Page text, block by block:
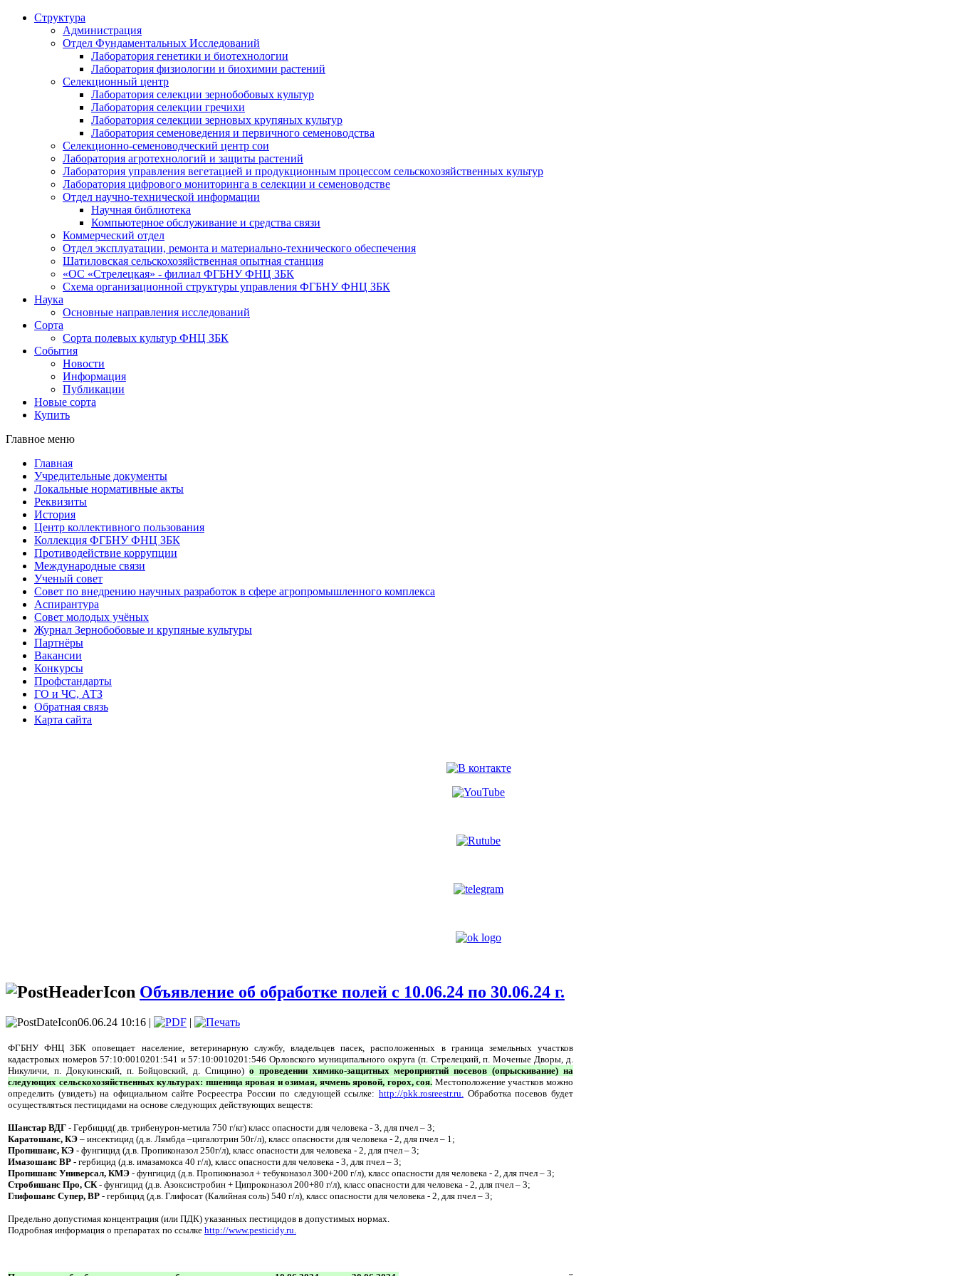
Структура
Администрация
Отдел Фундаментальных Исследований
Лаборатория генетики и биотехнологии
Лаборатория физиологии и биохимии растений
Селекционный центр
Лаборатория селекции зернобобовых культур
Лаборатория селекции гречихи
Лаборатория селекции зерновых крупяных культур
Лаборатория семеноведения и первичного семеноводства
Селекционно-семеноводческий центр сои
Лаборатория агротехнологий и защиты растений
Лаборатория управления вегетацией и продукционным процессом сельскохозяйственных культур
Лаборатория цифрового мониторинга в селекции и семеноводстве
Отдел научно-технической информации
Научная библиотека
Компьютерное обслуживание и средства связи
Коммерческий отдел
Отдел эксплуатации, ремонта и материально-технического обеспечения
Шатиловская сельскохозяйственная опытная станция
«ОС «Стрелецкая» - филиал ФГБНУ ФНЦ ЗБК
Схема организационной структуры управления ФГБНУ ФНЦ ЗБК
Наука
Основные направления исследований
Сорта
Сорта полевых культур ФНЦ ЗБК
События
Новости
Информация
Публикации
Новые сорта
Купить
Главное меню
Главная
Учредительные документы
Локальные нормативные акты
Реквизиты
История
Центр коллективного пользования
Коллекция ФГБНУ ФНЦ ЗБК
Противодействие коррупции
Международные связи
Ученый совет
Совет по внедрению научных разработок в сфере агропромышленного комплекса
Аспирантура
Совет молодых учёных
Журнал Зернобобовые и крупяные культуры
Партнёры
Вакансии
Конкурсы
Профстандарты
ГО и ЧС, АТЗ
Обратная связь
Карта сайта
Объявление об обработке полей с 10.06.24 по 30.06.24 г.
06.06.24 10:16 | |
ФГБНУ ФНЦ ЗБК оповещает население, ветеринарную службу, владельцев пасек, расположенных в граница земельных участков
кадастровых номеров 57:10:0010201:541 и 57:10:0010201:546 Орловского муниципального округа (п. Стрелецкий, п. Моченые Дворы, д.
Никуличи, п. Докукинский, п. Бойцовский, д. Спицино) о проведении химико-защитных мероприятий посевов (опрыскивание) на
следующих сельскохозяйственных культурах: пшеница яровая и озимая, ячмень яровой, горох, соя. Местоположение участков можно
определить (увидеть) на официальном сайте Росреестра России по следующей ссылке: http://pkk.rosreestr.ru.
Обработка посевов будет
осуществляться пестицидами на основе следующих действующих веществ:
Шанстар ВДГ - Гербицид( дв. трибенурон-метила 750 г/кг) класс опасности для человека - 3, для пчел – 3;
Каратошанс, КЭ – инсектицид (д.в. Лямбда –цигалотрин 50г/л), класс опасности для человека - 2, для пчел – 1;
Пропишанс, КЭ - фунгицид (д.в. Пропиконазол 250г/л), класс опасности для человека - 2, для пчел – 3;
Имазошанс ВР - гербицид (д.в. имазамокса 40 г/л), класс опасности для человека - 3, для пчел – 3;
Пропишанс Универсал, КМЭ - фунгицид (д.в. Пропиконазол + тебуконазол 300+200 г/л), класс опасности для человека - 2, для пчел – 3;
Стробишанс Про, СК - фунгицид (д.в. Азоксистробин + Ципроконазол 200+80 г/л), класс опасности для человека - 2, для пчел – 3;
Глифошанс Супер, ВР - гербицид (д.в. Глифосат (Калийная соль) 540 г/л), класс опасности для человека - 2, для пчел – 3;
Предельно допустимая концентрация (или ПДК) указанных пестицидов в допустимых нормах.
Подробная информация о препаратах по ссылке http://www.pesticidy.ru.